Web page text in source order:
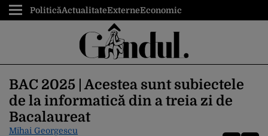
PoliticăActualitateExterneEconomic
BAC 2025 | Acestea sunt subiectele
de la informatică din a treia zi de
Bacalaureat
Mihai Georgescu